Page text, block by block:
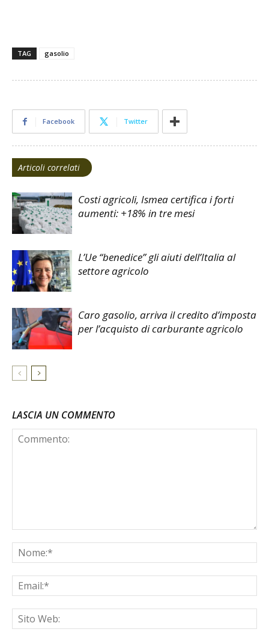
TAG gasolio
Facebook Twitter
Articoli correlati
Costi agricoli, Ismea certifica i forti
aumenti: +18% in tre mesi
L’Ue “benedice” gli aiuti dell’Italia al
settore agricolo
Caro gasolio, arriva il credito d’imposta
per l’acquisto di carburante agricolo
LASCIA UN COMMENTO